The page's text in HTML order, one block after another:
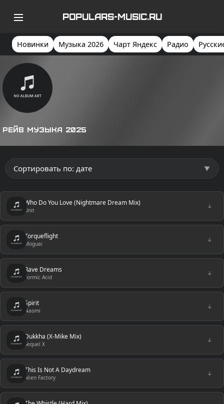
POPULARS-MUSIC.RU
Новинки Музыка 2026 Чарт Яндекс Радио
Рейв музыка 2025
Who Do You Love (Nightmare Dream Mix)
Unit
↓
Torqueflight
Moguai
↓
Rave Dreams
Formic Acid
↓
Spirit
Naomi
↓
Dukkha (X-Mike Mix)
Sequel X
↓
This Is Not A Daydream
Alien Factory
↓